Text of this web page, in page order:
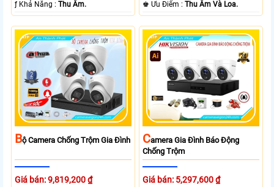
️ƒ Khả Năng :Thu Âm.
️♚ Ưu Điểm :Thu Âm Và Loa.
BỘ Camera Chống Trộm Gia Đình
Giá bán: 9,819,200 ₫
CAmera Gia Đình Báo Động
Chống Trộm
Giá bán: 5,297,600 ₫